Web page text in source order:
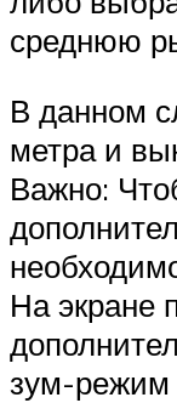
среднюю
В данном
метра и
Важно:
На экране
зум-режим